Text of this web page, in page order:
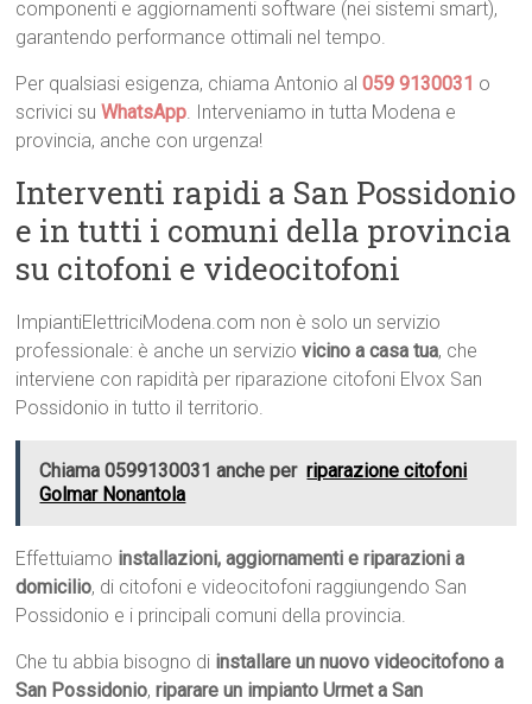
componenti e aggiornamenti software (nei sistemi smart),
garantendo performance ottimali nel tempo.
Per qualsiasi esigenza, chiama Antonio al059 9130031 o
scrivici suWhatsApp. Interveniamo in tutta Modena e
provincia, anche con urgenza!
Interventi rapidi a San Possidonio
e in tutti i comuni della provincia
su citofoni e videocitofoni
ImpiantiElettriciModena.com non è solo un servizio
professionale: è anche un serviziovicino a casa tua, che
interviene con rapidità per riparazione citofoni Elvox San
Possidonio in tutto il territorio.
Chiama 0599130031 anche per riparazione citofoni
Golmar Nonantola
Effettuiamo installazioni, aggiornamenti e riparazioni a
domicilio, di citofoni e videocitofoni raggiungendo San
Possidonio e i principali comuni della provincia.
Che tu abbia bisogno di installare un nuovo videocitofono a
San Possidonio,riparare un impianto Urmet a San